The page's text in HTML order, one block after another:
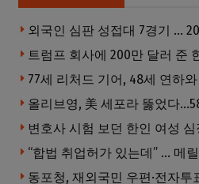
77세 리처드 기어, 48세 연하